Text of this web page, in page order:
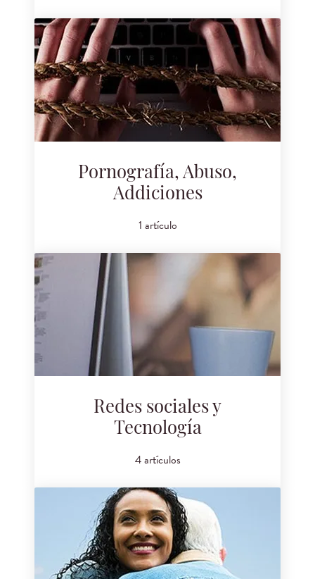
Pornografía, Abuso,
Addiciones
1 artículo
Redes sociales y
Tecnología
4 artículos